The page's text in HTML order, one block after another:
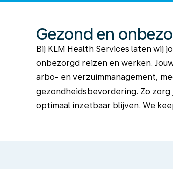
Gezond en
Bij KLM Health Services laten wij
onbezorgd reizen en werken.
arbo- en verzuimmanagement,
gezondheidsbevordering. Zo
optimaal inzetbaar blijven. We
Meer